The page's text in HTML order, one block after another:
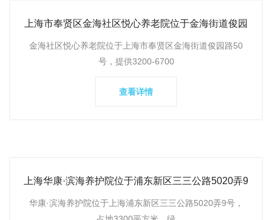
上海市奉贤区金海社区悦心养老院位于金海街道俊园
金海社区悦心养老院位于上海市奉贤区金海街道俊园路50
号，提供3200-6700
查看详情
上海华康·滨海养护院位于浦东新区三三公路5020弄9
华康·滨海养护院位于上海浦东新区三三公路5020弄9号，